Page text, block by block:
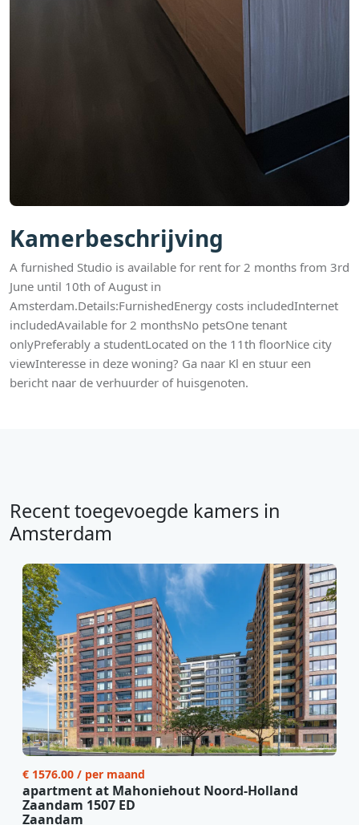
Kamerbeschrijving
A furnished Studio is available for rent for 2 months from 3rd
June until 10th of August in
Amsterdam.Details:FurnishedEnergy costs includedInternet
includedAvailable for 2 monthsNo petsOne tenant
onlyPreferably a studentLocated on the 11th floorNice city
viewInteresse in deze woning? Ga naar Kl en stuur een
bericht naar de verhuurder of huisgenoten.
Recent toegevoegde kamers in
Amsterdam
€ 1576.00 / per maand
apartment at Mahoniehout Noord-Holland
Zaandam 1507 ED
Zaandam